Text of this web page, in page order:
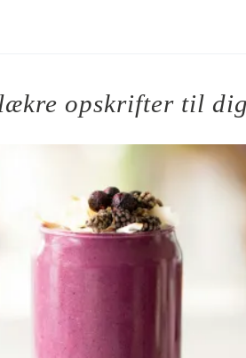
opskrifter til